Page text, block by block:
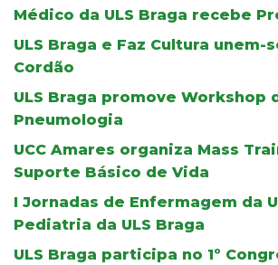
Médico da ULS Braga recebe
ULS Braga e Faz Cultura unem-
Cordão
ULS Braga promove Workshop
Pneumologia
UCC Amares organiza Mass
Suporte Básico de Vida
I Jornadas de Enfermagem da
Pediatria da ULS Braga
ULS Braga participa no 1º